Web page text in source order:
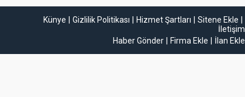
Künye Gizlilik Politikası Hizmet Şartları
Sitene Ekle
İletişim
Haber Gönder
Firma Ekle İlan Ekle